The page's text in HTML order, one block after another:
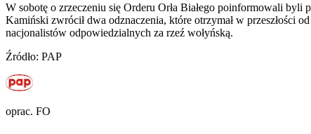
W sobotę o zrzeczeniu się Orderu Orła Białego poinformowali
Kamiński zwrócił dwa odznaczenia, które otrzymał w przeszłości
nacjonalistów odpowiedzialnych za rzeź wołyńską.
Źródło: PAP
oprac. FO